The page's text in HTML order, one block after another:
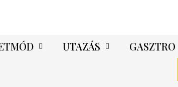
UTAZÁS GASZTRO